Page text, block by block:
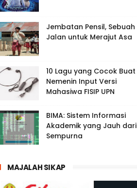
Jembatan Pensil, Sebuah
Jalan untuk Merajut Asa
10 Lagu yang Cocok Buat
Nemenin Input Versi
Mahasiwa FISIP UPN
BIMA: Sistem Informasi
Akademik yang Jauh dari
Sempurna
MAJALAH SIKAP